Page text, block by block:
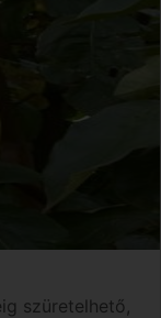
szüretelhető,